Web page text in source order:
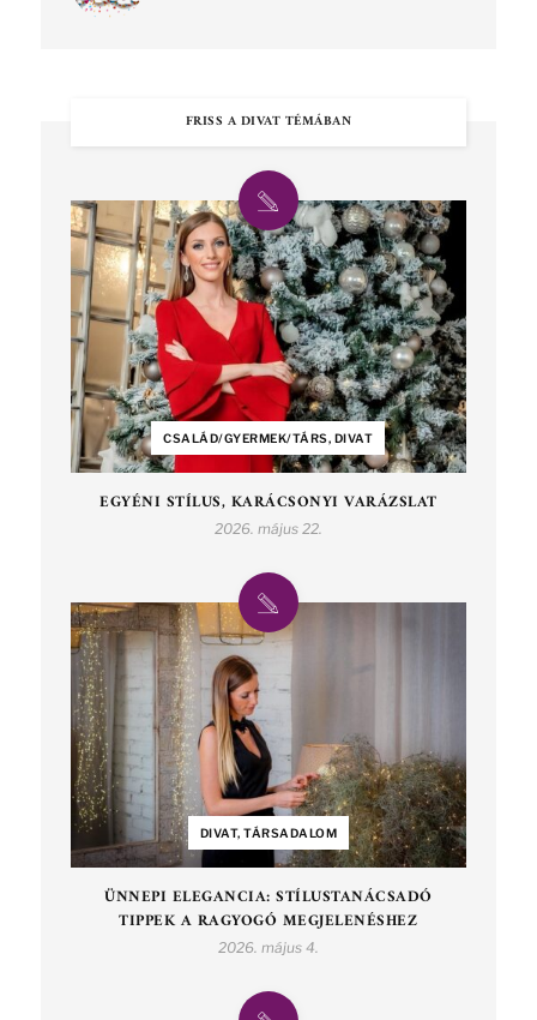
FRISS A DIVAT TÉMÁBAN
CSALÁD/GYERMEK/TÁRS, DIVAT
EGYÉNI STÍLUS, KARÁCSONYI VARÁZSLAT
2026. május 22.
DIVAT, TÁRSADALOM
ÜNNEPI ELEGANCIA: STÍLUSTANÁCSADÓ
TIPPEK A RAGYOGÓ MEGJELENÉSHEZ
2026. május 4.